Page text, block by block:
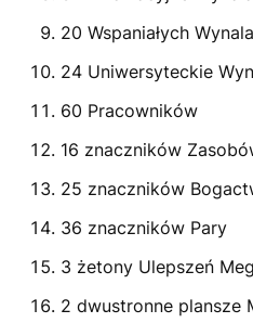
20 Wspaniałych
24 Uniwersyteckie
60 Pracowników
16 znaczników
25 znaczników
36 znaczników Pary
3 żetony Ulepszeń
2 dwustronne plansze